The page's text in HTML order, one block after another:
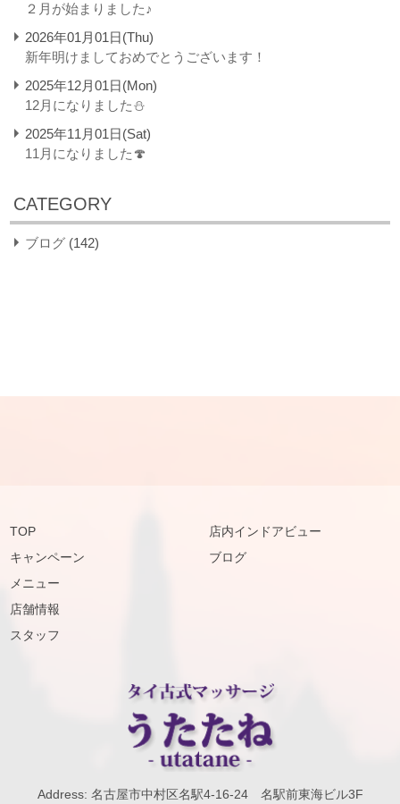
２月が始まりました♪
2026年01月01日(Thu)
新年明けましておめでとうございます！
2025年12月01日(Mon)
12月になりました⛄
2025年11月01日(Sat)
11月になりました🍄
CATEGORY
ブログ (142)
TOP
キャンペーン
メニュー
店舗情報
スタッフ
店内インドアビュー
ブログ
Address: 名古屋市中村区名駅4-16-24 名駅前東海ビル3F